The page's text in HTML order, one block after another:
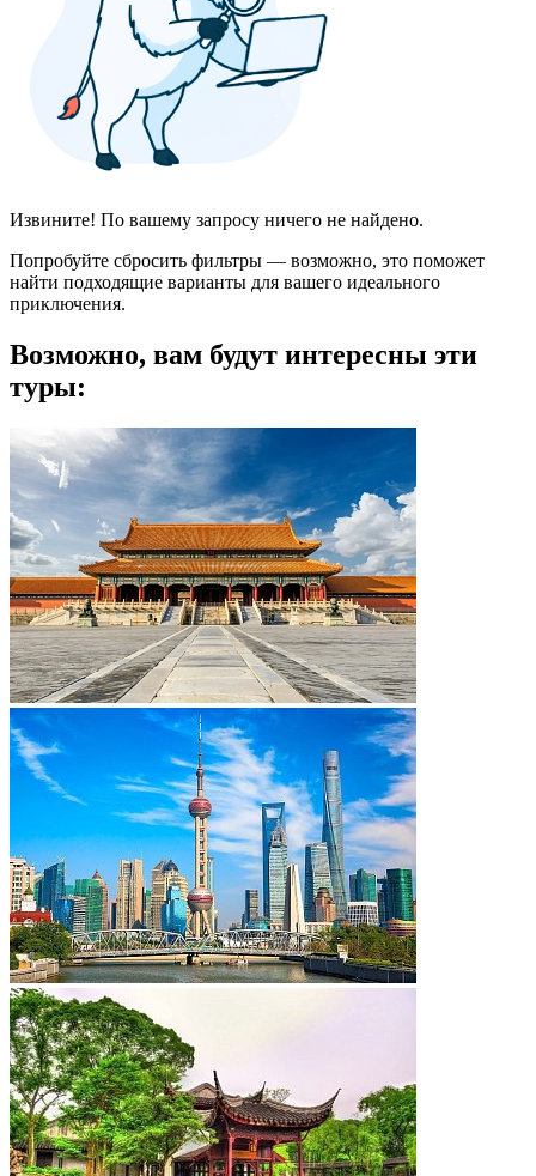
Извините! По вашему запросу ничего не найдено.
Попробуйте сбросить фильтры — возможно, это поможет
найти подходящие варианты для вашего идеального
приключения.
Возможно, вам будут интересны эти
туры: